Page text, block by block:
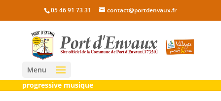
05 46 91 73 31 contact@portdenvaux.fr
Menu
progressive musique